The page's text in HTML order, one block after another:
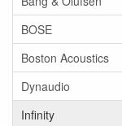
BOSE
Boston Acoustics
Dynaudio
Infinity